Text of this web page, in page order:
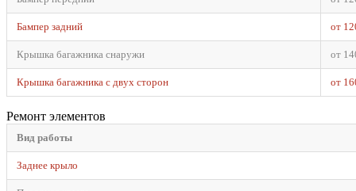
Бампер задний от
Крышка багажника снаружи от
Крышка багажника с двух сторон от
Ремонт элементов
Вид работы
Заднее крыло